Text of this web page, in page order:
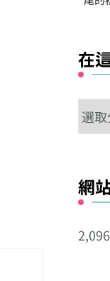
在
在
這
其
分
網